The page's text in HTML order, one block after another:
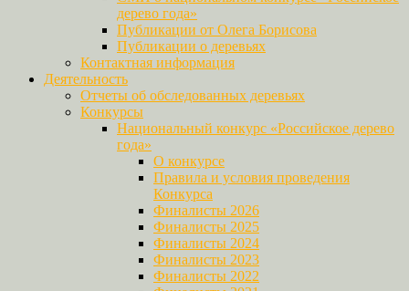
дерево года»
Публикации от Олега Борисова
Публикации о деревьях
Контактная информация
Деятельность
Отчеты об обследованных деревьях
Конкурсы
Национальный конкурс «Российское дерево
года»
О конкурсе
Правила и условия проведения
Конкурса
Финалисты 2026
Финалисты 2025
Финалисты 2024
Финалисты 2023
Финалисты 2022